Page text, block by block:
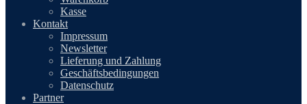
Kasse
Kontakt
Impressum
Newsletter
Lieferung und Zahlung
Geschäftsbedingungen
Datenschutz
Partner